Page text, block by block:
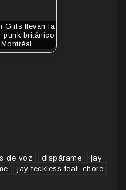
Girls llevan la
punk británico
de voz dispárame
jay
jay feckless feat. chore